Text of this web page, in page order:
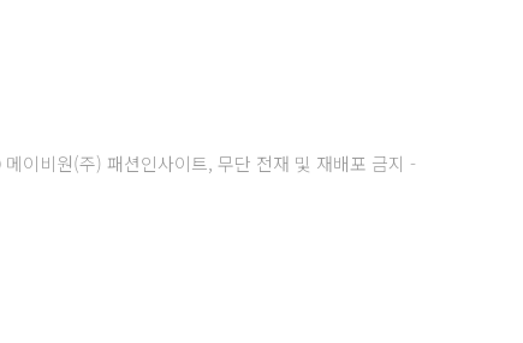
이비원(주) 패션인사이트, 무단 전재 및 재배포 금지 -